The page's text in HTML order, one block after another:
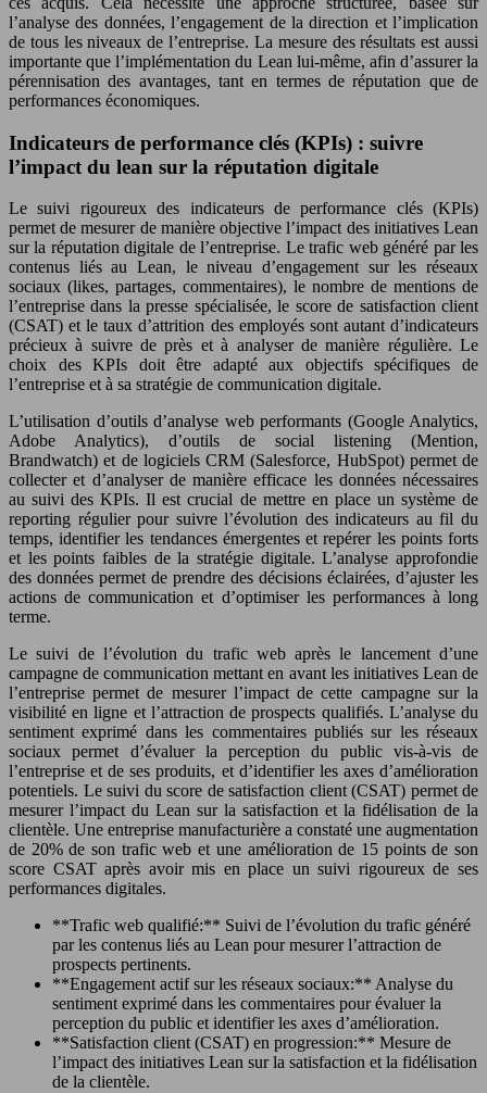
l’analyse des données, l’engagement de la direction et l’implication
de tous les niveaux de l’entreprise. La mesure des résultats est aussi
importante que l’implémentation du Lean lui-même, afin d’assurer la
pérennisation des avantages, tant en termes de réputation que de
performances économiques.
Indicateurs de performance clés (KPIs) : suivre
l’impact du lean sur la réputation digitale
Le suivi rigoureux des indicateurs de performance clés (KPIs)
permet de mesurer de manière objective l’impact des initiatives Lean
sur la réputation digitale de l’entreprise. Le trafic web généré par les
contenus liés au Lean, le niveau d’engagement sur les réseaux
sociaux (likes, partages, commentaires), le nombre de mentions de
l’entreprise dans la presse spécialisée, le score de satisfaction client
(CSAT) et le taux d’attrition des employés sont autant d’indicateurs
précieux à suivre de près et à analyser de manière régulière. Le
choix des KPIs doit être adapté aux objectifs spécifiques de
l’entreprise et à sa stratégie de communication digitale.
L’utilisation d’outils d’analyse web performants (Google Analytics,
Adobe Analytics), d’outils de social listening (Mention,
Brandwatch) et de logiciels CRM (Salesforce, HubSpot) permet de
collecter et d’analyser de manière efficace les données nécessaires
au suivi des KPIs. Il est crucial de mettre en place un système de
reporting régulier pour suivre l’évolution des indicateurs au fil du
temps, identifier les tendances émergentes et repérer les points forts
et les points faibles de la stratégie digitale. L’analyse approfondie
des données permet de prendre des décisions éclairées, d’ajuster les
actions de communication et d’optimiser les performances à long
terme.
Le suivi de l’évolution du trafic web après le lancement d’une
campagne de communication mettant en avant les initiatives Lean de
l’entreprise permet de mesurer l’impact de cette campagne sur la
visibilité en ligne et l’attraction de prospects qualifiés. L’analyse du
sentiment exprimé dans les commentaires publiés sur les réseaux
sociaux permet d’évaluer la perception du public vis-à-vis de
l’entreprise et de ses produits, et d’identifier les axes d’amélioration
potentiels. Le suivi du score de satisfaction client (CSAT) permet de
mesurer l’impact du Lean sur la satisfaction et la fidélisation de la
clientèle. Une entreprise manufacturière a constaté une augmentation
de 20% de son trafic web et une amélioration de 15 points de son
score CSAT après avoir mis en place un suivi rigoureux de ses
performances digitales.
**Trafic web qualifié:** Suivi de l’évolution du trafic généré
par les contenus liés au Lean pour mesurer l’attraction de
prospects pertinents.
**Engagement actif sur les réseaux sociaux:** Analyse du
sentiment exprimé dans les commentaires pour évaluer la
perception du public et identifier les axes d’amélioration.
**Satisfaction client (CSAT) en progression:** Mesure de
l’impact des initiatives Lean sur la satisfaction et la fidélisation
de la clientèle.